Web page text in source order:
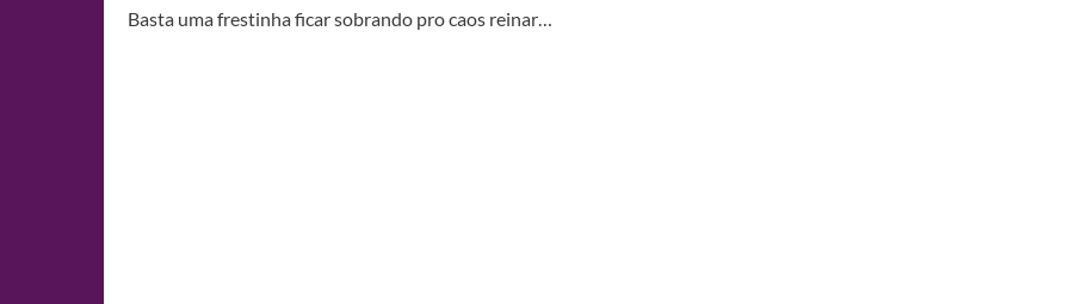
Basta uma frestinha ficar sobrando pro caos reinar…